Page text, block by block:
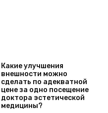
Какие улучшения
внешности можно
сделать по адекватной
цене за одно посещение
доктора эстетической
медицины?